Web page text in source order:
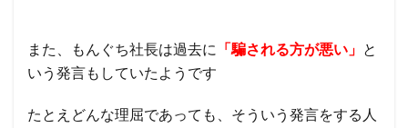
また、もんぐち社長は過去に 「騙される方が悪い」 と
いう発言もしていたようです
たとえどんな理屈であっても、そういう発言をする人